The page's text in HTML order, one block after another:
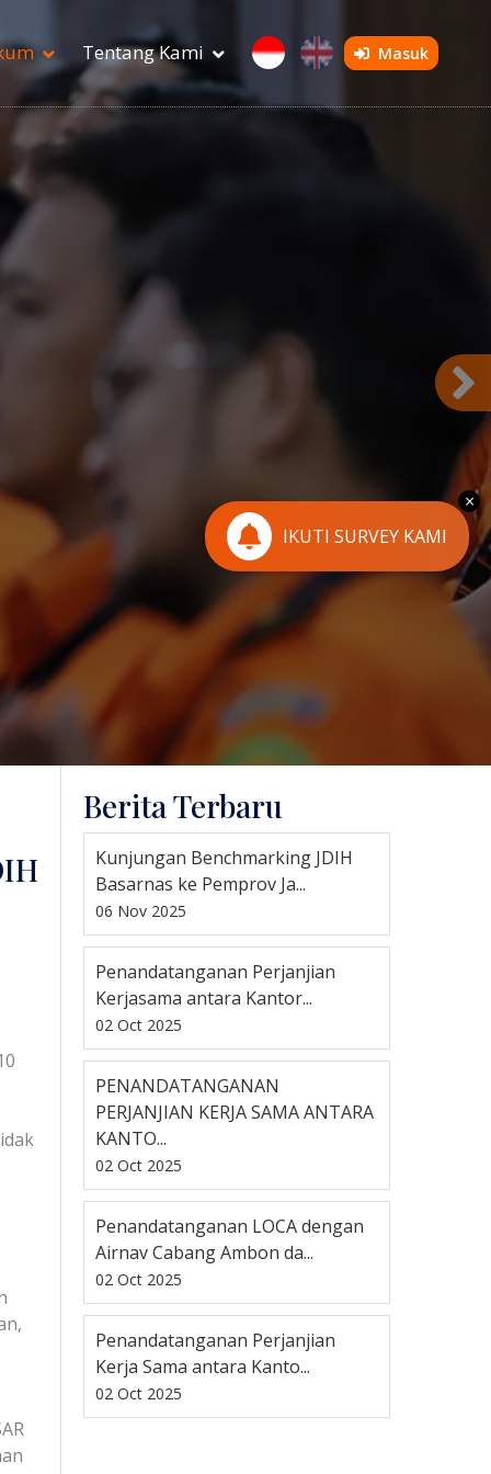
Tentang Kami Masuk
Filter
Berita Terbaru
Kunjungan Benchmarking JDIH
Basarnas ke Pemprov Ja...
06 Nov 2025
Penandatanganan Perjanjian
Kerjasama antara Kantor...
02 Oct 2025
PENANDATANGANAN
PERJANJIAN KERJA SAMA ANTARA
KANTO...
02 Oct 2025
Penandatanganan LOCA dengan
Airnav Cabang Ambon da...
02 Oct 2025
Penandatanganan Perjanjian
Kerja Sama antara Kanto...
02 Oct 2025
IKUTI SURVEY KAMI
×